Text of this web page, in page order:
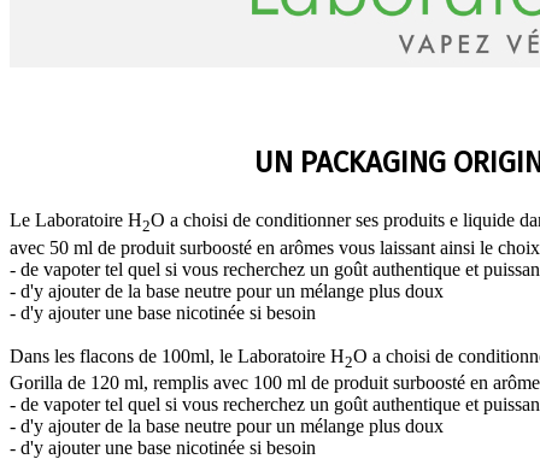
UN PACKAGING
Le Laboratoire H2O a choisi de conditionner ses produits e liquide
avec 50 ml de produit surboosté en arômes vous laissant ainsi le
- de vapoter tel quel si vous recherchez un goût authentique et
- d'y ajouter de la base neutre pour un mélange plus doux
- d'y ajouter une base nicotinée si besoin
Dans les flacons de 100ml, le Laboratoire H2O a choisi de
Gorilla de 120 ml, remplis avec 100 ml de produit surboosté en
- de vapoter tel quel si vous recherchez un goût authentique et
- d'y ajouter de la base neutre pour un mélange plus doux
- d'y ajouter une base nicotinée si besoin